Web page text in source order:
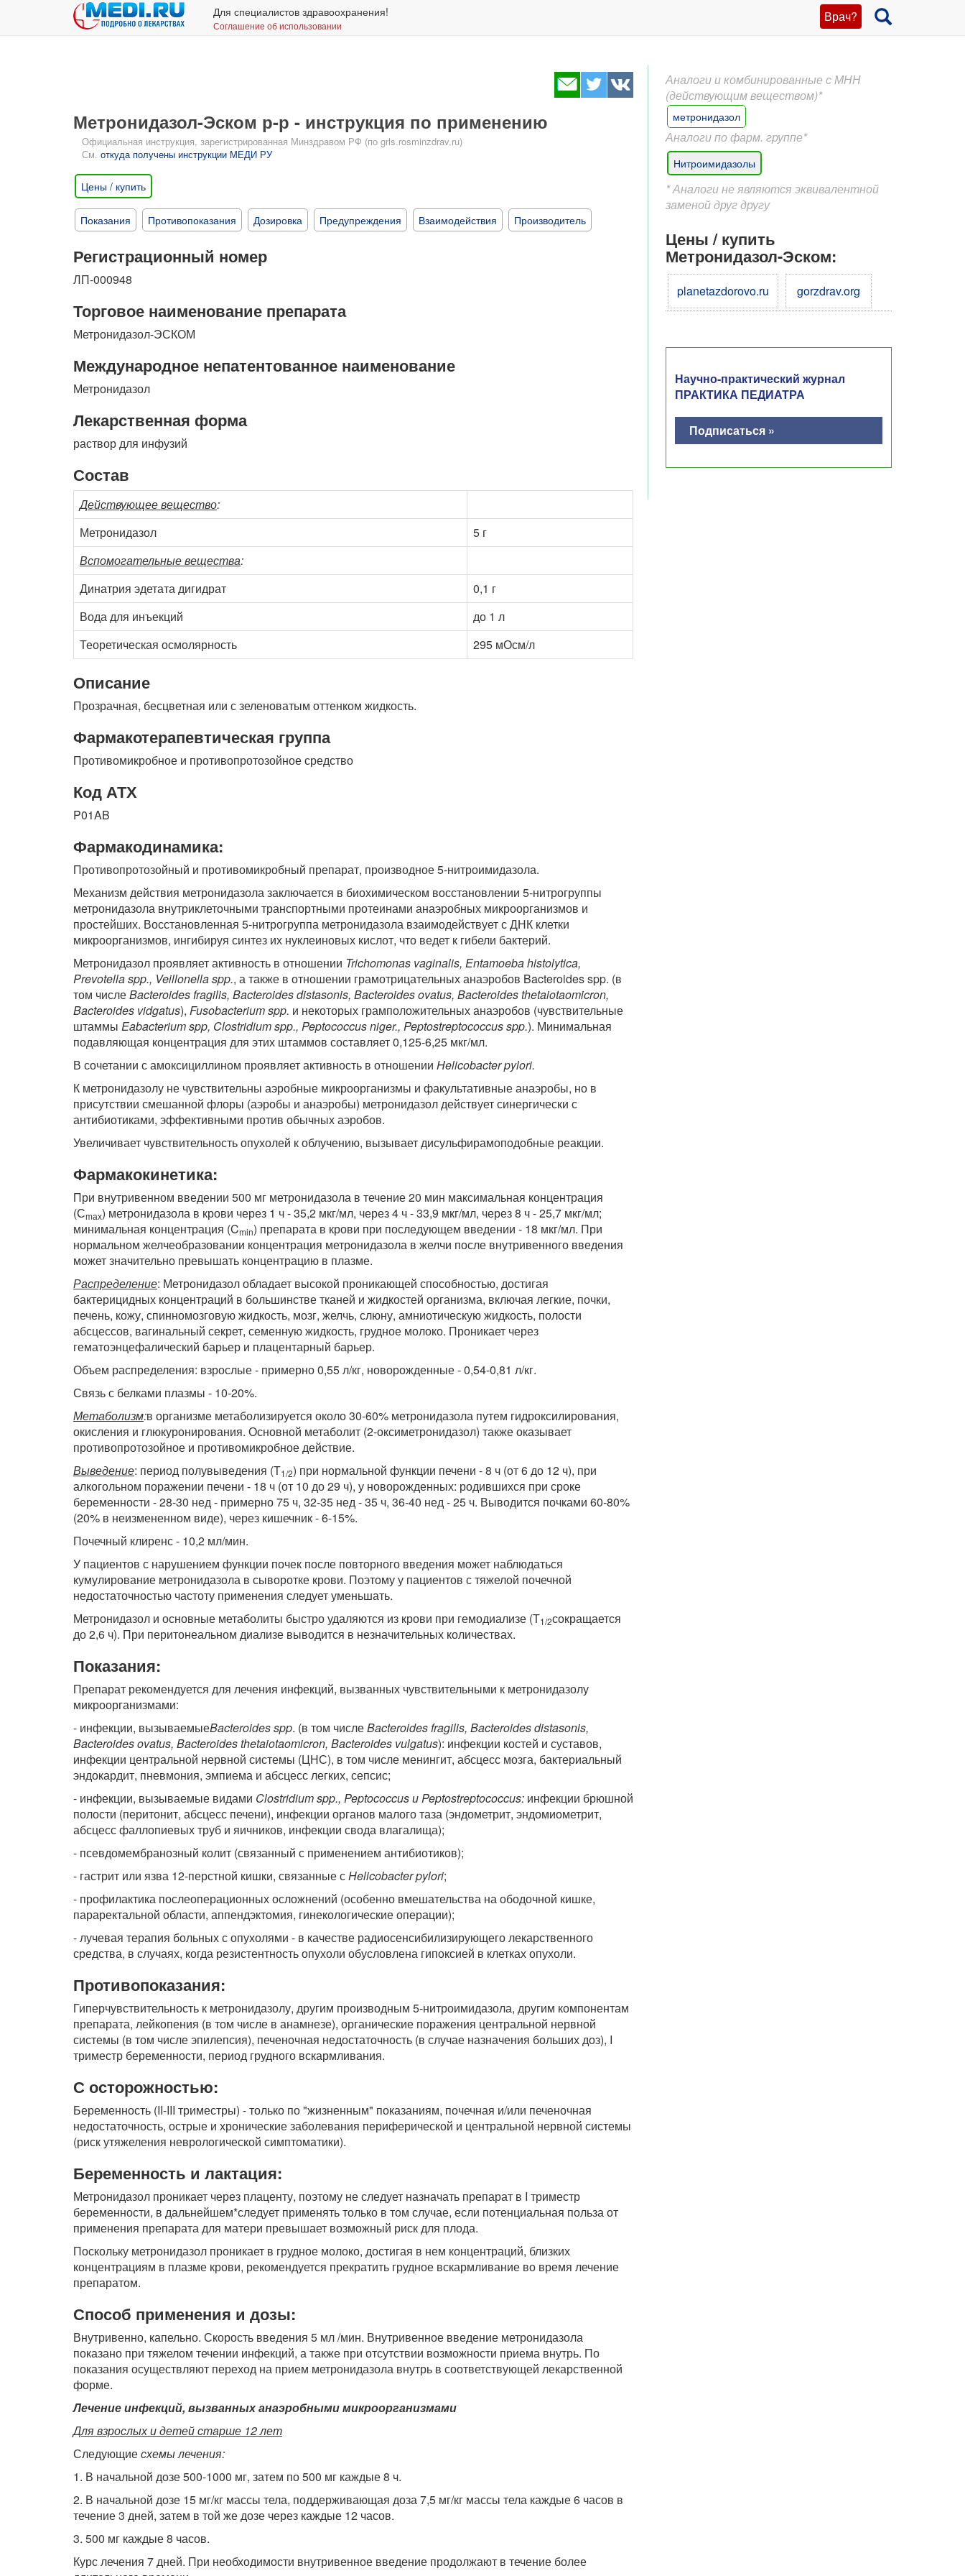
Врач?
Для специалистов здравоохранения!
Соглашение об использовании
Метронидазол-Эском р-р - инструкция по применению
Официальная инструкция, зарегистрированная Минздравом РФ (по grls.rosminzdrav.ru)
См. откуда получены инструкции МЕДИ РУ
Цены / купить
Показания Противопоказания Дозировка Предупреждения Взаимодействия Производитель
Регистрационный номер
ЛП-000948
Торговое наименование препарата
Метронидазол-ЭСКОМ
Международное непатентованное наименование
Метронидазол
Лекарственная форма
раствор для инфузий
Состав
Действующее вещество:
Метронидазол
5 г
Вспомогательные вещества:
Динатрия эдетата дигидрат
0,1 г
Вода для инъекций
до 1 л
Теоретическая осмолярность
295 мОсм/л
Описание
Прозрачная, бесцветная или с зеленоватым оттенком жидкость.
Фармакотерапевтическая группа
Противомикробное и противопротозойное средство
Код АТХ
P01AB
Фармакодинамика:
Противопротозойный и противомикробный препарат, производное 5-нитроимидазола.
Механизм действия метронидазола заключается в биохимическом восстановлении 5-нитрогруппы
метронидазола внутриклеточными транспортными протеинами анаэробных микроорганизмов и
простейших. Восстановленная 5-нитрогруппа метронидазола взаимодействует с ДНК клетки
микроорганизмов, ингибируя синтез их нуклеиновых кислот, что ведет к гибели бактерий.
Метронидазол проявляет активность в отношении Trichomonas vaginalis, Entamoeba histolytica,
Prevotella spp., Veillonella spp., а также в отношении грамотрицательных анаэробов Bacteroides spp. (в
том числеBacteroides fragilis, Bacteroides distasonis, Bacteroides ovatus, Bacteroides thetaiotaomicron,
Bacteroides vidgatus), Fusobacterium spp. и некоторых грамположительных анаэробов (чувствительные
штаммы Eabacterium spp, Clostridium spp., Peptococcus niger., Peptostreptococcus spp.). Минимальная
подавляющая концентрация для этих штаммов составляет 0,125-6,25 мкг/мл.
В сочетании с амоксициллином проявляет активность в отношении Helicobacter pylori.
К метронидазолу не чувствительны аэробные микроорганизмы и факультативные анаэробы, но в
присутствии смешанной флоры (аэробы и анаэробы) метронидазол действует синергически с
антибиотиками, эффективными против обычных аэробов.
Увеличивает чувствительность опухолей к облучению, вызывает дисульфирамоподобные реакции.
Фармакокинетика:
При внутривенном введении 500 мг метронидазола в течение 20 мин максимальная концентрация
(Сmах) метронидазола в крови через 1 ч - 35,2 мкг/мл, через 4 ч - 33,9 мкг/мл, через 8 ч - 25,7 мкг/мл;
минимальная концентрация (Cmin) препарата в крови при последующем введении - 18 мкг/мл. При
нормальном желчеобразовании концентрация метронидазола в желчи после внутривенного введения
может значительно превышать концентрацию в плазме.
Распределение: Метронидазол обладает высокой проникающей способностью, достигая
бактерицидных концентраций в большинстве тканей и жидкостей организма, включая легкие, почки,
печень, кожу, спинномозговую жидкость, мозг, желчь, слюну, амниотическую жидкость, полости
абсцессов, вагинальный секрет, семенную жидкость, грудное молоко. Проникает через
гематоэнцефалический барьер и плацентарный барьер.
Объем распределения: взрослые - примерно 0,55 л/кг, новорожденные - 0,54-0,81 л/кг.
Связь с белками плазмы - 10-20%.
Метаболизм:в организме метаболизируется около 30-60% метронидазола путем гидроксилирования,
окисления и глюкуронирования. Основной метаболит (2-оксиметронидазол) также оказывает
противопротозойное и противомикробное действие.
Выведение: период полувыведения (Т1/2) при нормальной функции печени - 8 ч (от 6 до 12 ч), при
алкогольном поражении печени - 18 ч (от 10 до 29 ч), у новорожденных: родившихся при сроке
беременности - 28-30 нед - примерно 75 ч, 32-35 нед - 35 ч, 36-40 нед - 25 ч. Выводится почками 60-80%
(20% в неизмененном виде), через кишечник - 6-15%.
Почечный клиренс - 10,2 мл/мин.
У пациентов с нарушением функции почек после повторного введения может наблюдаться
кумулирование метронидазола в сыворотке крови. Поэтому у пациентов с тяжелой почечной
недостаточностью частоту применения следует уменьшать.
Метронидазол и основные метаболиты быстро удаляются из крови при гемодиализе (Т1/2сокращается
до 2,6 ч). При перитонеальном диализе выводится в незначительных количествах.
Показания:
Препарат рекомендуется для лечения инфекций, вызванных чувствительными к метронидазолу
микроорганизмами:
- инфекции, вызываемыеBacteroides spp. (в том числеBacteroides fragilis, Bacteroides distasonis,
Bacteroides ovatus, Bacteroides thetaiotaomicron, Bacteroides vulgatus): инфекции костей и суставов,
инфекции центральной нервной системы (ЦНС), в том числе менингит, абсцесс мозга, бактериальный
эндокардит, пневмония, эмпиема и абсцесс легких, сепсис;
- инфекции, вызываемые видами Clostridium spp., Peptococcus и Peptostreptococcus: инфекции брюшной
полости (перитонит, абсцесс печени), инфекции органов малого таза (эндометрит, эндомиометрит,
абсцесс фаллопиевых труб и яичников, инфекции свода влагалища);
- псевдомембранозный колит (связанный с применением антибиотиков);
- гастрит или язва 12-перстной кишки, связанные сHelicobacter pylori;
- профилактика послеоперационных осложнений (особенно вмешательства на ободочной кишке,
параректальной области, аппендэктомия, гинекологические операции);
- лучевая терапия больных с опухолями - в качестве радиосенсибилизирующего лекарственного
средства, в случаях, когда резистентность опухоли обусловлена гипоксией в клетках опухоли.
Противопоказания:
Гиперчувствительность к метронидазолу, другим производным 5-нитроимидазола, другим компонентам
препарата, лейкопения (в том числе в анамнезе), органические поражения центральной нервной
системы (в том числе эпилепсия), печеночная недостаточность (в случае назначения больших доз), I
триместр беременности, период грудного вскармливания.
С осторожностью:
Беременность (II-III триместры) - только по "жизненным" показаниям, почечная и/или печеночная
недостаточность, острые и хронические заболевания периферической и центральной нервной системы
(риск утяжеления неврологической симптоматики).
Беременность и лактация:
Метронидазол проникает через плаценту, поэтому не следует назначать препарат в I триместр
беременности, в дальнейшем*следует применять только в том случае, если потенциальная польза от
применения препарата для матери превышает возможный риск для плода.
Поскольку метронидазол проникает в грудное молоко, достигая в нем концентраций, близких
концентрациям в плазме крови, рекомендуется прекратить грудное вскармливание во время лечение
препаратом.
Способ применения и дозы:
Внутривенно, капельно. Скорость введения 5 мл /мин. Внутривенное введение метронидазола
показано при тяжелом течении инфекций, а также при отсутствии возможности приема внутрь. По
показания осуществляют переход на прием метронидазола внутрь в соответствующей лекарственной
форме.
Лечение инфекций, вызванных анаэробными микроорганизмами
Для взрослых и детей старше 12 лет
Следующиесхемы лечения:
1. В начальной дозе 500-1000 мг, затем по 500 мг каждые 8 ч.
2. В начальной дозе 15 мг/кг массы тела, поддерживающая доза 7,5 мг/кг массы тела каждые 6 часов в
течение 3 дней, затем в той же дозе через каждые 12 часов.
3. 500 мг каждые 8 часов.
Курс лечения 7 дней. При необходимости внутривенное введение продолжают в течение более
Аналоги и комбинированные с МНН
(действующим веществом)*
метронидазол
Аналоги по фарм. группе*
Нитроимидазолы
* Аналоги не являются эквивалентной
заменой друг другу
Цены / купить
Метронидазол-Эском:
planetazdorovo.ru gorzdrav.org
Научно-практический журнал
ПРАКТИКА ПЕДИАТРА
Подписаться »